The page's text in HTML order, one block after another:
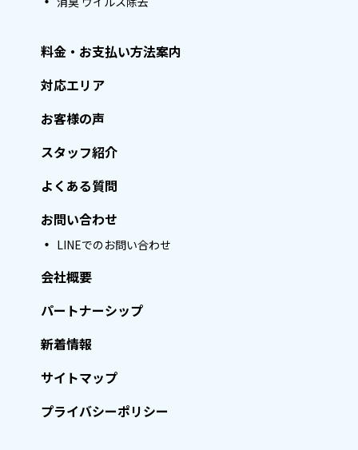
料金・お支払い方法案内
対応エリア
お客様の声
スタッフ紹介
よくある質問
お問い合わせ
LINEでのお問い合わせ
会社概要
パートナーシップ
新着情報
サイトマップ
プライバシーポリシー